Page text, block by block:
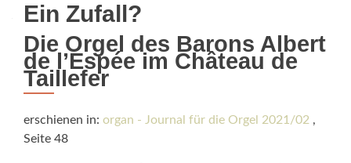
Ein Zufall?
Die Orgel des Barons Albert
de l’Espée im Château de
Taillefer
erschienen in: organ - Journal für die Orgel 2021/02 ,
Seite 48